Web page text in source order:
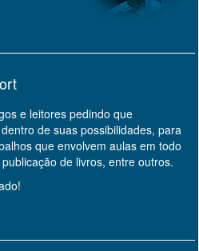
e leitores pedindo que
de suas possibilidades, para
que envolvem aulas em todo
de livros, entre outros.